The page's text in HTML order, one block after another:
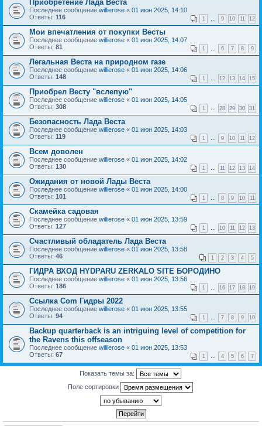
Приобретение Лада Веста
Последнее сообщение willierose « 01 июн 2025, 14:10
Ответы: 116 1 … 9 10 11 12
Мои впечатления от покупки Весты
Последнее сообщение willierose « 01 июн 2025, 14:07
Ответы: 81 1 … 6 7 8 9
Легальная Веста на природном газе
Последнее сообщение willierose « 01 июн 2025, 14:06
Ответы: 148 1 … 12 13 14 15
Приобрел Весту "вслепую"
Последнее сообщение willierose « 01 июн 2025, 14:05
Ответы: 308 1 … 28 29 30 31
Безопасность Лада Веста
Последнее сообщение willierose « 01 июн 2025, 14:03
Ответы: 119 1 … 9 10 11 12
Всем доволен
Последнее сообщение willierose « 01 июн 2025, 14:02
Ответы: 130 1 … 11 12 13 14
Ожидания от новой Лады Веста
Последнее сообщение willierose « 01 июн 2025, 14:00
Ответы: 101 1 … 8 9 10 11
Скамейка садовая
Последнее сообщение willierose « 01 июн 2025, 13:59
Ответы: 127 1 … 10 11 12 13
Счастливый обладатель Лада Веста
Последнее сообщение willierose « 01 июн 2025, 13:58
Ответы: 46 1 2 3 4 5
ГИДРА ВХОД HYDPARU ZERKALO SITE БОРОДИНО
Последнее сообщение willierose « 01 июн 2025, 13:56
Ответы: 186 1 … 16 17 18 19
Ссылка Com Гидры 2022
Последнее сообщение willierose « 01 июн 2025, 13:55
Ответы: 94 1 … 7 8 9 10
Backup quarterback is an intriguing level of competition for
the Ravens this offseason
Последнее сообщение willierose « 01 июн 2025, 13:53
Ответы: 67 1 … 4 5 6 7
Показать темы за:
Поле сортировки